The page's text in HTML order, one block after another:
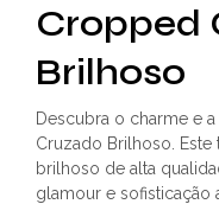
Cropped
Brilhoso
Descubra o charme e
Cruzado Brilhoso.
brilhoso de alta
glamour e sofisticação